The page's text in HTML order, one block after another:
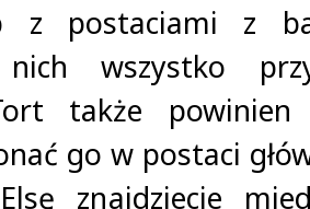
z postaciami z
wszystko
także powinien
go w postaci
znajdziecie